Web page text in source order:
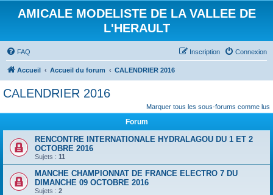
AMICALE MODELISTE DE LA VALLEE DE
L'HERAULT
FAQ Connexion
Inscription
Accueil Accueil du forum CALENDRIER 2016
CALENDRIER 2016
Marquer tous les sous-forums comme lus
Forum
RENCONTRE INTERNATIONALE HYDRALAGOU DU 1 ET 2
OCTOBRE 2016
Sujets : 11
MANCHE CHAMPIONNAT DE FRANCE ELECTRO 7 DU
DIMANCHE 09 OCTOBRE 2016
Sujets : 2